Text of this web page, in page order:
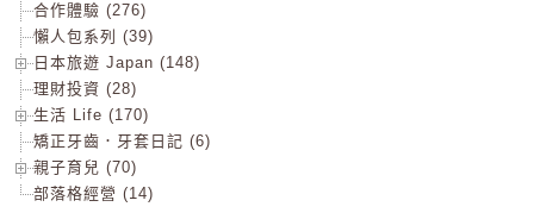
合作體驗 (276)
懶人包系列 (39)
日本旅遊 Japan (148)
理財投資 (28)
生活 Life (170)
矯正牙齒．牙套日記 (6)
親子育兒 (70)
部落格經營 (14)